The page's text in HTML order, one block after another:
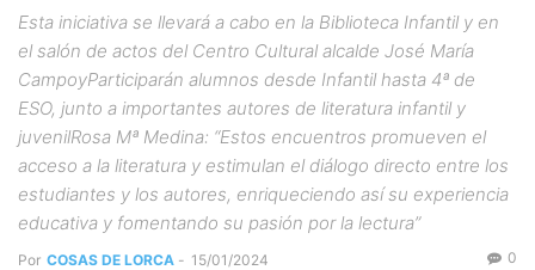
Esta iniciativa se llevará a cabo en la Biblioteca Infantil y en
el salón de actos del Centro Cultural alcalde José María
CampoyParticiparán alumnos desde Infantil hasta 4ª de
ESO, junto a importantes autores de literatura infantil y
juvenilRosa Mª Medina: “Estos encuentros promueven el
acceso a la literatura y estimulan el diálogo directo entre los
estudiantes y los autores, enriqueciendo así su experiencia
educativa y fomentando su pasión por la lectura”
Por COSAS DE LORCA - 15/01/2024 0